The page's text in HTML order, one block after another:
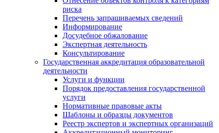
риска
Перечень запрашиваемых сведений
Информирование
Досудебное обжалование
Экспертная деятельность
Консультирование
Государственная аккредитация образовательной
деятельности
Услуги и функции
Порядок предоставления государственной
услуги
Нормативные правовые акты
Шаблоны и образцы документов
Реестр экспертов и экспертных организаций